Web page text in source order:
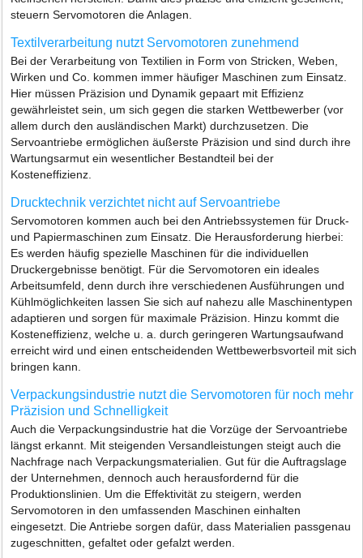
steuern Servomotoren die Anlagen.
Textilverarbeitung nutzt Servomotoren zunehmend
Bei der Verarbeitung von Textilien in Form von Stricken, Weben,
Wirken und Co. kommen immer häufiger Maschinen zum Einsatz.
Hier müssen Präzision und Dynamik gepaart mit Effizienz
gewährleistet sein, um sich gegen die starken Wettbewerber (vor
allem durch den ausländischen Markt) durchzusetzen. Die
Servoantriebe ermöglichen äußerste Präzision und sind durch ihre
Wartungsarmut ein wesentlicher Bestandteil bei der
Kosteneffizienz.
Drucktechnik verzichtet nicht auf Servoantriebe
Servomotoren kommen auch bei den Antriebssystemen für Druck-
und Papiermaschinen zum Einsatz. Die Herausforderung hierbei:
Es werden häufig spezielle Maschinen für die individuellen
Druckergebnisse benötigt. Für die Servomotoren ein ideales
Arbeitsumfeld, denn durch ihre verschiedenen Ausführungen und
Kühlmöglichkeiten lassen Sie sich auf nahezu alle Maschinentypen
adaptieren und sorgen für maximale Präzision. Hinzu kommt die
Kosteneffizienz, welche u. a. durch geringeren Wartungsaufwand
erreicht wird und einen entscheidenden Wettbewerbsvorteil mit sich
bringen kann.
Verpackungsindustrie nutzt die Servomotoren für noch mehr
Präzision und Schnelligkeit
Auch die Verpackungsindustrie hat die Vorzüge der Servoantriebe
längst erkannt. Mit steigenden Versandleistungen steigt auch die
Nachfrage nach Verpackungsmaterialien. Gut für die Auftragslage
der Unternehmen, dennoch auch herausfordernd für die
Produktionslinien. Um die Effektivität zu steigern, werden
Servomotoren in den umfassenden Maschinen einhalten
eingesetzt. Die Antriebe sorgen dafür, dass Materialien passgenau
zugeschnitten, gefaltet oder gefalzt werden.